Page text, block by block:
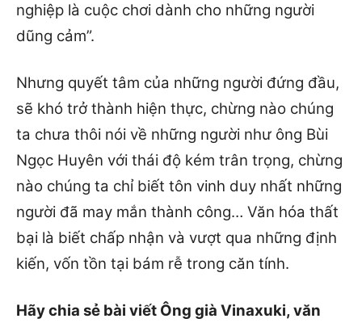
nghiệp là cuộc chơi dành cho những người
dũng cảm”.
Nhưng quyết tâm của những người đứng đầu,
sẽ khó trở thành hiện thực, chừng nào chúng
ta chưa thôi nói về những người như ông Bùi
Ngọc Huyên với thái độ kém trân trọng, chừng
nào chúng ta chỉ biết tôn vinh duy nhất những
người đã may mắn thành công… Văn hóa thất
bại là biết chấp nhận và vượt qua những định
kiến, vốn tồn tại bám rễ trong căn tính.
Hãy chia sẻ bài viết Ông già Vinaxuki, văn